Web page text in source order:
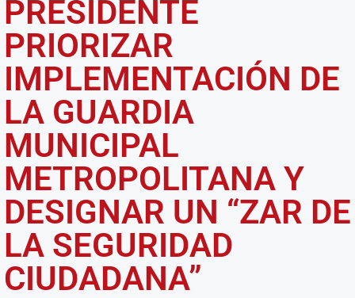
PRESIDENTE
PRIORIZAR
IMPLEMENTACIÓN DE
LA GUARDIA
MUNICIPAL
METROPOLITANA Y
DESIGNAR UN “ZAR DE
LA SEGURIDAD
CIUDADANA”